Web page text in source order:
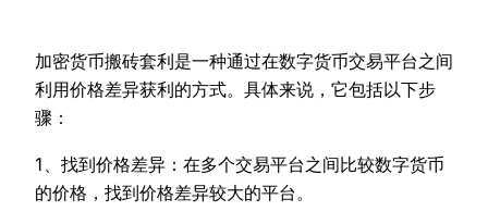
加密货币搬砖套利是一种通过在数字货币交易平台之间
利用价格差异获利的方式。具体来说，它包括以下步
骤：
1、找到价格差异：在多个交易平台之间比较数字货币
的价格，找到价格差异较大的平台。